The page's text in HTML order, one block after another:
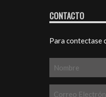
CONTACTO
Para contectase